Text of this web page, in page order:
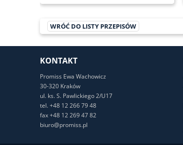
WRÓĆ DO LISTY PRZEPISÓW
KONTAKT
Promiss Ewa Wachowicz
30-320 Kraków
ul. ks. S. Pawlickiego 2/U17
tel. +48 12 266 79 48
fax +48 12 269 47 82
biuro@promiss.pl